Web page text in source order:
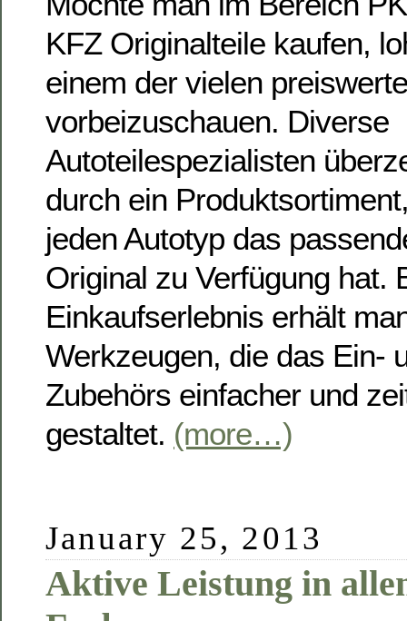
KFZ Originalteile kaufen,
einem der vielen
vorbeizuschauen. Diverse
Autoteilespezialisten
durch ein
jeden Autotyp das
Original zu Verfügung hat.
Einkaufserlebnis erhält
Werkzeugen, die das Ein-
Zubehörs einfacher und
gestaltet. (more…)
January 25, 2013
Aktive Leistung in